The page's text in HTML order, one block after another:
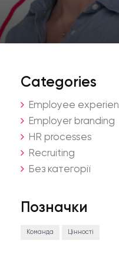
Categories
Employee
Employer branding
HR processes
Recruiting
Без категорії
Позначки
Команда Цінності